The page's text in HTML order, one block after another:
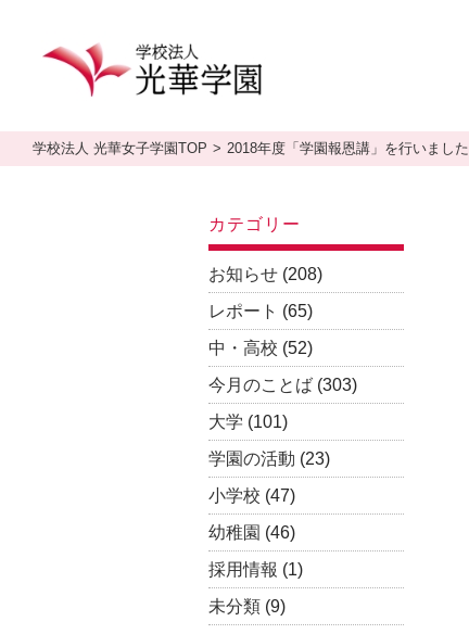
学校法人 光華女子学園TOP 2018年度「学園報恩講」を行いました
カテゴリー
お知らせ (208)
レポート (65)
中・高校 (52)
今月のことば (303)
大学 (101)
学園の活動 (23)
小学校 (47)
幼稚園 (46)
採用情報 (1)
未分類 (9)